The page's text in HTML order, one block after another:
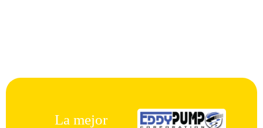
La mejor